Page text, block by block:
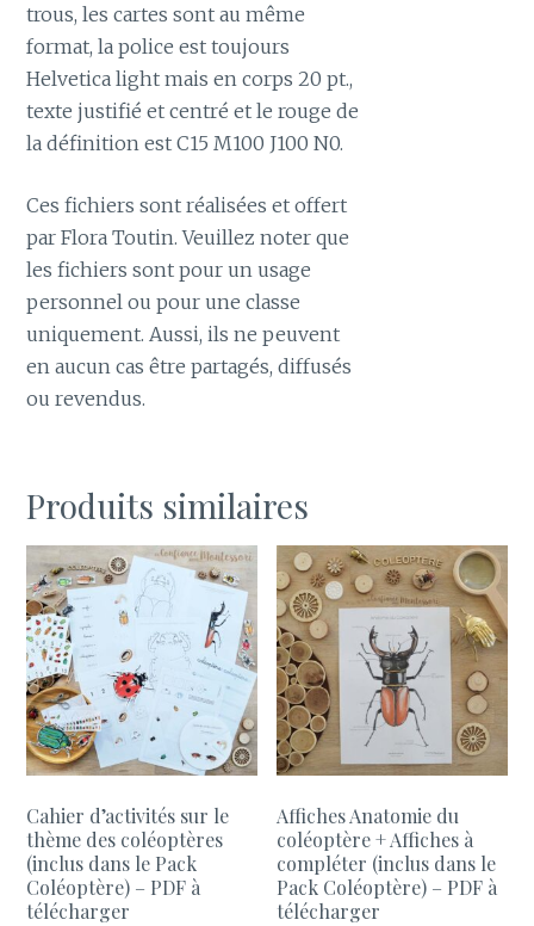
trous, les cartes sont au même
format, la police est toujours
Helvetica light mais en corps 20 pt.,
texte justifié et centré et le rouge de
la définition est C15 M100 J100 N0.
Ces fichiers sont réalisées et offert
par Flora Toutin. Veuillez noter que
les fichiers sont pour un usage
personnel ou pour une classe
uniquement. Aussi, ils ne peuvent
en aucun cas être partagés, diffusés
ou revendus.
Produits similaires
Cahier d’activités sur le
thème des coléoptères
(inclus dans le Pack
Coléoptère) – PDF à
télécharger
Affiches Anatomie du
coléoptère + Affiches à
compléter (inclus dans le
Pack Coléoptère) – PDF à
télécharger